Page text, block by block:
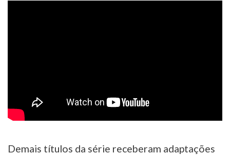
Demais títulos da série receberam adaptações